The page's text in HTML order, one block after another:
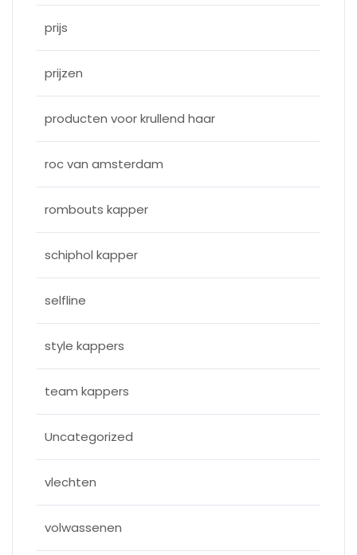
prijs
prijzen
producten voor krullend haar
roc van amsterdam
rombouts kapper
schiphol kapper
selfline
style kappers
team kappers
Uncategorized
vlechten
volwassenen